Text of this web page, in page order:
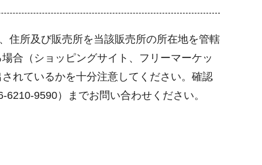
住所及び販売所を当該販売所の所在地を管轄
合（ショッピングサイト、フリーマーケッ
れているかを十分注意してください。確認
9590）までお問い合わせください。